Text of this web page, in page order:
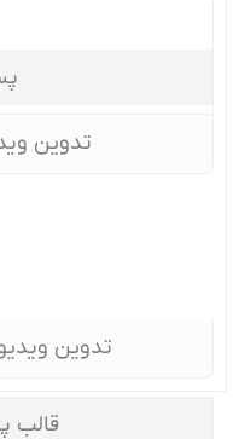
تدوین
تدوین
قالب